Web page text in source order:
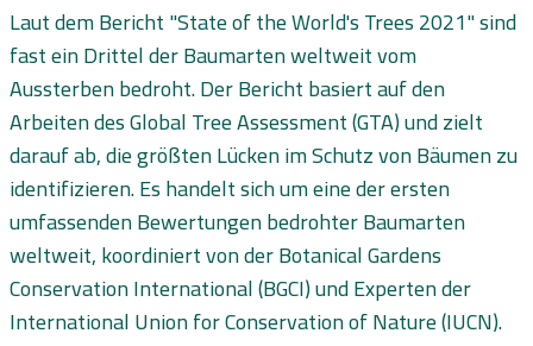
Laut dem Bericht "State of the World's Trees 2021" sind
fast ein Drittel der Baumarten weltweit vom
Aussterben bedroht. Der Bericht basiert auf den
Arbeiten des Global Tree Assessment (GTA) und zielt
darauf ab, die größten Lücken im Schutz von Bäumen zu
identifizieren. Es handelt sich um eine der ersten
umfassenden Bewertungen bedrohter Baumarten
weltweit, koordiniert von der Botanical Gardens
Conservation International (BGCI) und Experten der
International Union for Conservation of Nature (IUCN).